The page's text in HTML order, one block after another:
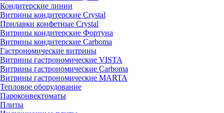
Кондитерские линии
Витрины кондитерские Crystal
Прилавки конфетные Crystal
Витрины кондитерские Фортуна
Витрины кондитерские Carboma
Гастрономические витрины
Витрины гастрономические VISTA
Витрины гастрономические Carboma
Витрины гастрономические MARTA
Тепловое оборудование
Пароконвектоматы
Плиты